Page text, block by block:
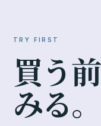
TRY FIRST
買う前
みる。